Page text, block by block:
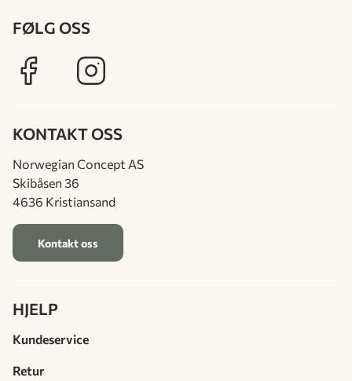
FØLG OSS
KONTAKT OSS
Norwegian Concept AS
Skibåsen 36
4636 Kristiansand
Kontakt oss
HJELP
Kundeservice
Retur